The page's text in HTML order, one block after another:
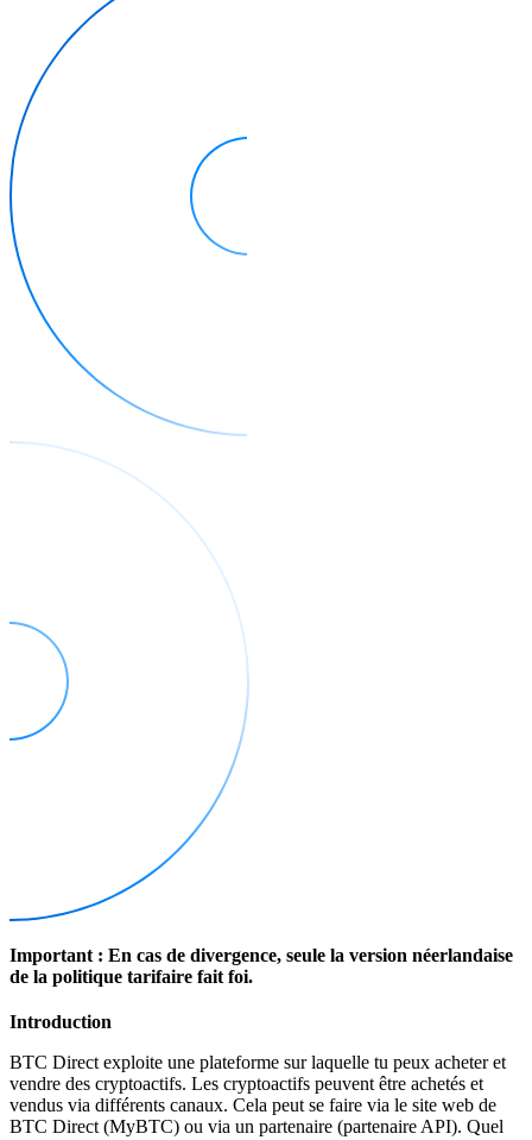
Important : En cas de divergence, seule la version néerlandaise
de la politique tarifaire fait foi.
Introduction
BTC Direct exploite une plateforme sur laquelle tu peux acheter et
vendre des cryptoactifs. Les cryptoactifs peuvent être achetés et
vendus via différents canaux. Cela peut se faire via le site web de
BTC Direct (MyBTC) ou via un partenaire (partenaire API). Quel